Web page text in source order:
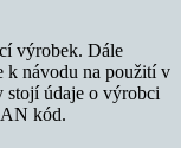
výrobek. Dále
k návodu na použití v
stojí údaje o výrobci
kód.